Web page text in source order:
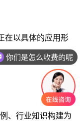
在以具体的应用形
、行业知识构建为
你们是怎么收费的呢